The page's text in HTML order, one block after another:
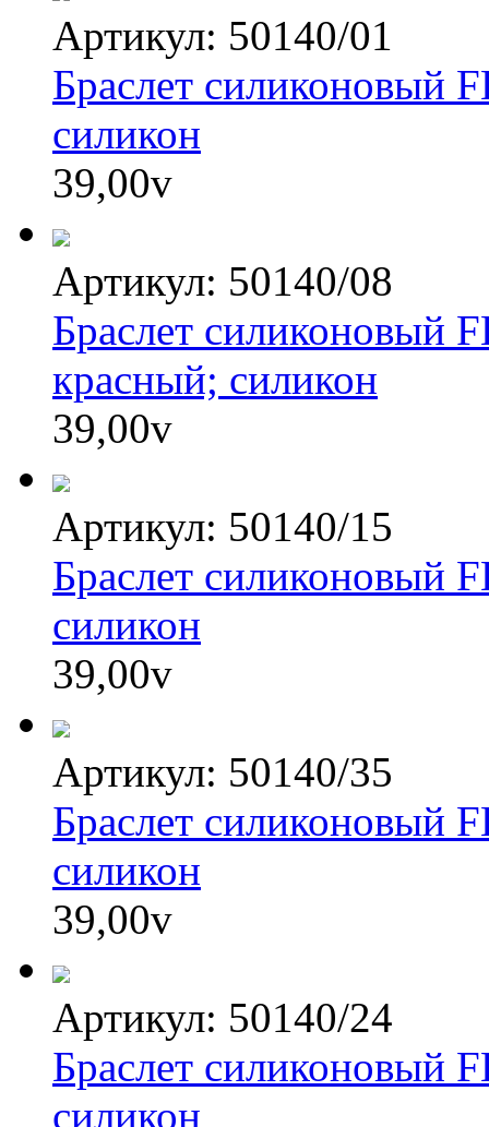
Артикул: 50140/01
Браслет силиконовый
силикон
39,00v
Артикул: 50140/08
Браслет силиконовый
красный; силикон
39,00v
Артикул: 50140/15
Браслет силиконовый
силикон
39,00v
Артикул: 50140/35
Браслет силиконовый
силикон
39,00v
Артикул: 50140/24
Браслет силиконовый
силикон